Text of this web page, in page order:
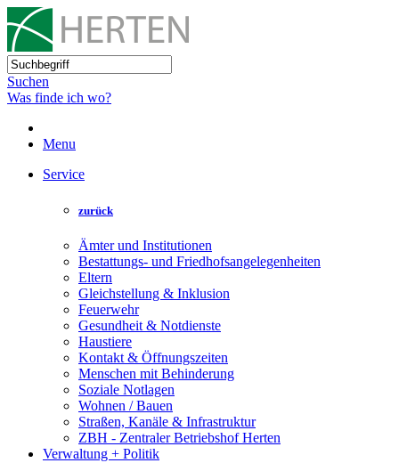
Suchen
Was finde ich wo?
Menu
Service
zurück
Ämter und Institutionen
Bestattungs- und Friedhofsangelegenheiten
Eltern
Gleichstellung & Inklusion
Feuerwehr
Gesundheit & Notdienste
Haustiere
Kontakt & Öffnungszeiten
Menschen mit Behinderung
Soziale Notlagen
Wohnen / Bauen
Straßen, Kanäle & Infrastruktur
ZBH - Zentraler Betriebshof Herten
Verwaltung + Politik